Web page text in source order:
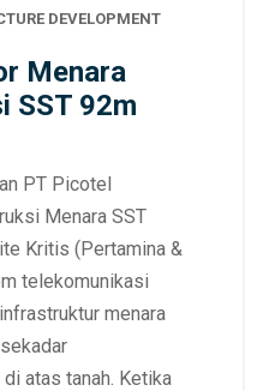
DEVELOPMENT
Menara
SST 92m
PT Picotel
Menara SST
Kritis (Pertamina &
telekomunikasi
menara
atas tanah. Ketika